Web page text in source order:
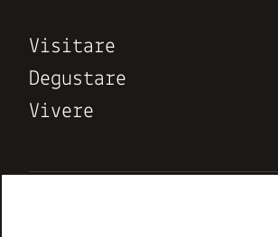
TREKKING IN
TOSCANA
LEGGI DI PIÙ
Visitare
Degustare
Vivere